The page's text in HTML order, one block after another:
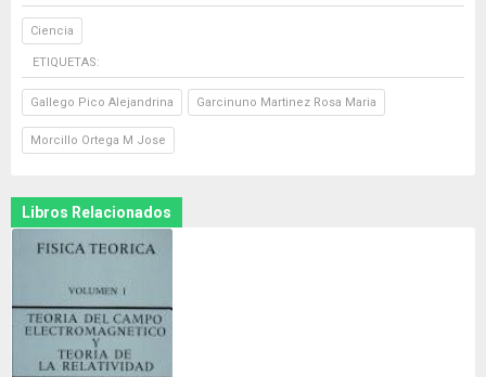
Ciencia
ETIQUETAS:
Gallego Pico Alejandrina Garcinuno Martinez Rosa Maria
Morcillo Ortega M Jose
Libros Relacionados